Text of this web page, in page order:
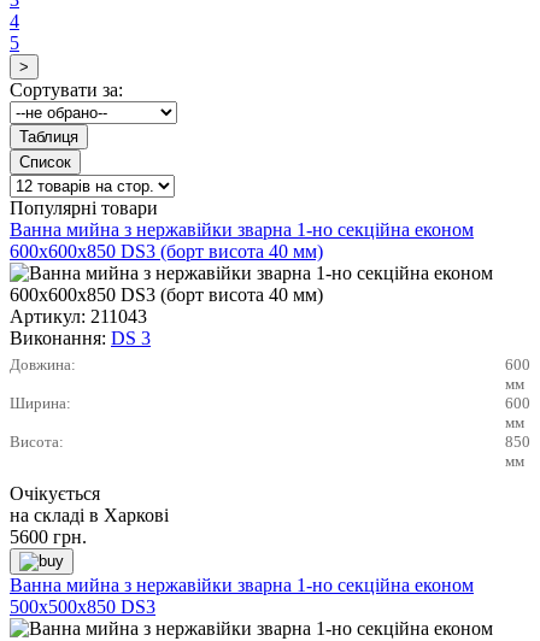
4
5
Сортувати за:
Популярні товари
Ванна мийна з нержавійки зварна 1-но секційна економ
600х600х850 DS3 (борт висота 40 мм)
Артикул: 211043
Виконання: DS 3
Довжина:
600
мм
Ширина:
600
мм
Висота:
850
мм
Очікується
на складі в Харкові
5600 грн.
Ванна мийна з нержавійки зварна 1-но секційна економ
500х500х850 DS3